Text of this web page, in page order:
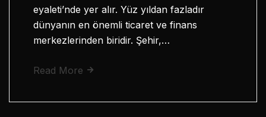
eyaleti’nde yer alır. Yüz yıldan fazladır
dünyanın en önemli ticaret ve finans
merkezlerinden biridir. Şehir,…
Read More